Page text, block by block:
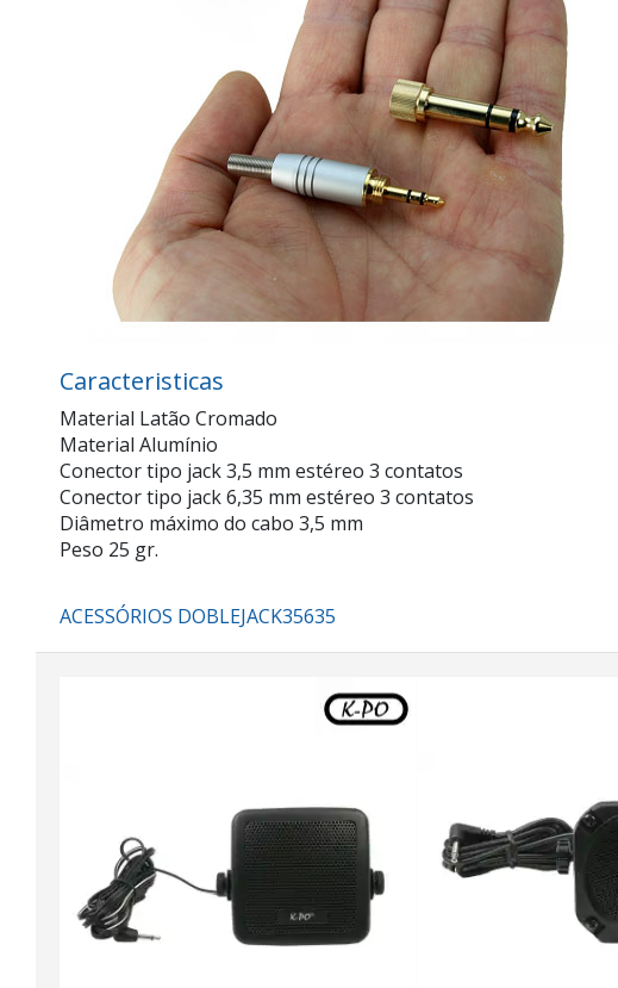
Caracteristicas
Material Latão Cromado
Material Alumínio
Conector tipo jack 3,5 mm estéreo 3 contatos
Conector tipo jack 6,35 mm estéreo 3 contatos
Diâmetro máximo do cabo 3,5 mm
Peso 25 gr.
ACESSÓRIOS DOBLEJACK35635